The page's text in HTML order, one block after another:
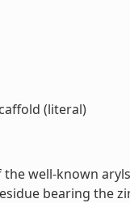
(literal)
well-known
bearing the